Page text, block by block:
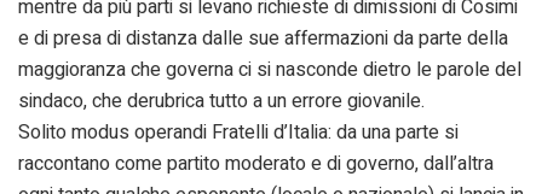
mentre da più parti si levano richieste di dimissioni di Cosimi
e di presa di distanza dalle sue affermazioni da parte della
maggioranza che governa ci si nasconde dietro le parole del
sindaco, che derubrica tutto a un errore giovanile.
Solito modus operandi Fratelli d’Italia: da una parte si
raccontano come partito moderato e di governo, dall’altra